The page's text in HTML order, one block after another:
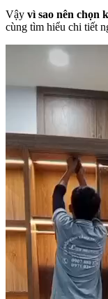
Vậy vì sao nên chọn
cùng tìm hiểu chi tiết